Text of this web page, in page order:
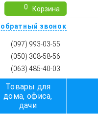
0 Корзина
звонок
(097) 993-03-55
(050) 308-58-56
(063) 485-40-03
Товары для
дома, офиса,
дачи